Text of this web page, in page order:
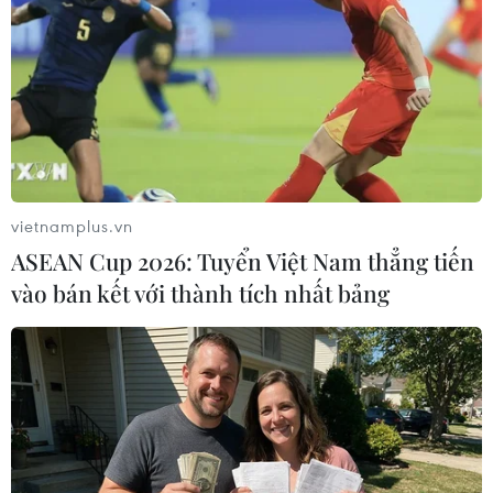
Tài chính công của Anh đã xấu đi kể từ tháng Ba, sau
khi xảy ra cuộc xung đột ở Ukraine, khiến triển vọng kinh
tế yếu hơn, chi phí đi vay cao hơn và chi tiêu công tăng.
vietnamplus.vn
ASEAN Cup 2026: Tuyển Việt Nam thẳng tiến
vào bán kết với thành tích nhất bảng